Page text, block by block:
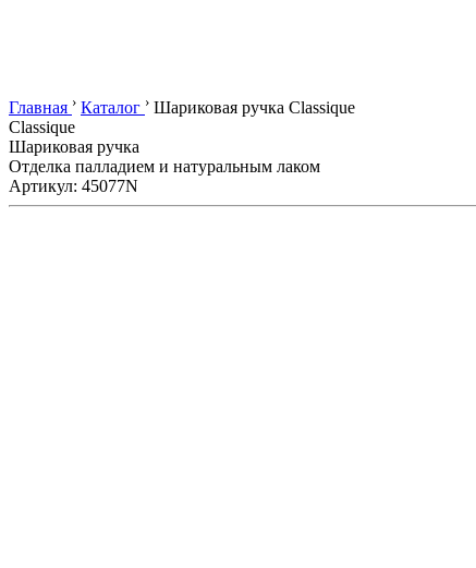
Главная › Каталог › Шариковая ручка Classique
Classique
Шариковая ручка
Отделка палладием и натуральным лаком
Артикул: 45077N